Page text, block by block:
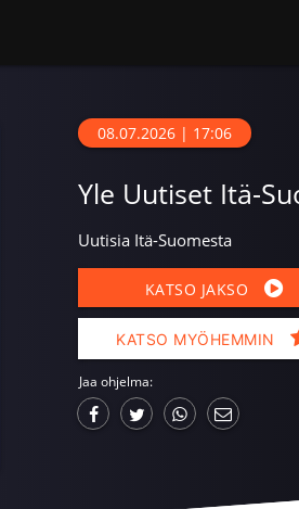
08.07.2026 | 17:06
Yle Uutiset Itä-
Uutisia Itä-Suomesta
KATSO JAKSO
KATSO MYÖHEMMIN
Jaa ohjelma: